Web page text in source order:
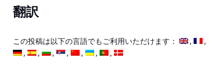
翻訳
この投稿は以下の言語でもご利用いただけます：